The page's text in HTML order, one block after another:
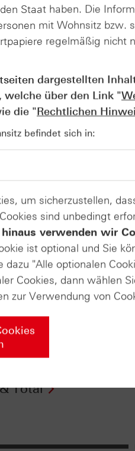
07
07.08.26
Daily Trading TV
Total
Staat haben. Die
mit Wohnsitz
regelmäßig nicht
dargestellten
welche über den Link "
die "Rechtlichen
befindet sich in:
um sicherzustellen,
sind unbedingt
hinaus verwenden wir
ist optional und Sie
dazu "Alle optionalen
Cookies, dann wählen
zur Verwendung von